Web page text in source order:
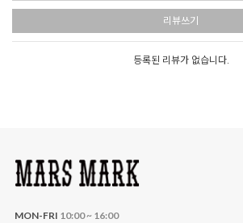
리뷰쓰기
등록된 리뷰가 없습니다.
MON-FRI 10:00 ~ 16:00